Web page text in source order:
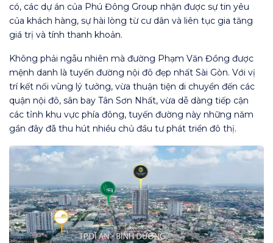
có, các dự án của Phú Đông Group nhận được sự tin yêu
của khách hàng, sự hài lòng từ cư dân và liên tục gia tăng
giá trị và tính thanh khoản.
Không phải ngẫu nhiên mà đường Phạm Văn Đồng được
mệnh danh là tuyến đường nội đô đẹp nhất Sài Gòn. Với vị
trí kết nối vùng lý tưởng, vừa thuận tiện di chuyển đến các
quận nội đô, sân bay Tân Sơn Nhất, vừa dễ dàng tiếp cận
các tỉnh khu vực phía đông, tuyến đường này những năm
gần đây đã thu hút nhiều chủ đầu tư phát triển đô thị.